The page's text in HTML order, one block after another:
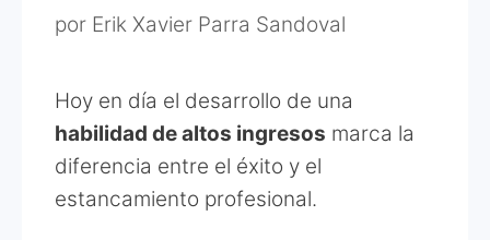
por Erik Xavier Parra Sandoval
Hoy en día el desarrollo de una
habilidad de altos ingresos marca la
diferencia entre el éxito y el
estancamiento profesional.